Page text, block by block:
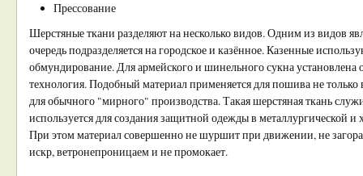
Прессование
Шерстяные ткани разделяют на несколько видов. Одним из видов
очередь подразделяется на городское и казённое. Казенные
обмундирование. Для армейского и шинельного сукна установлена
технология. Подобный материал применяется для пошива не
для обычного "мирного" производства. Такая шерстяная ткань
используется для создания защитной одежды в металлургической
При этом материал совершенно не шуршит при движении, не
искр, ветронепроницаем и не промокает.